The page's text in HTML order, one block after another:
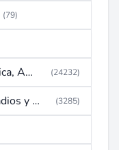
(79)
AUDIO (Equipos de Musica, Amplificadores, Reproductores, Etc) (24232)
Autoradio (Potencias, Radios y DVD) (3285)